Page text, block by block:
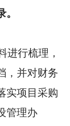
进行梳理，
，并对财务
实项目采购
管理办